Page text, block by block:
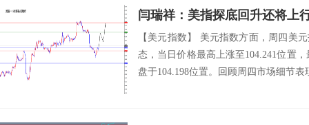
【美元指数】 美元指数方面，周四美
态，当日价格最高上涨至104.241位置
盘于104.198位置。回顾周四市场细节